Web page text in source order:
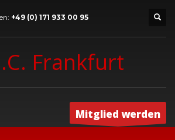
+49 (0) 171 933 00 95
Frankfurt
Mitglied werden